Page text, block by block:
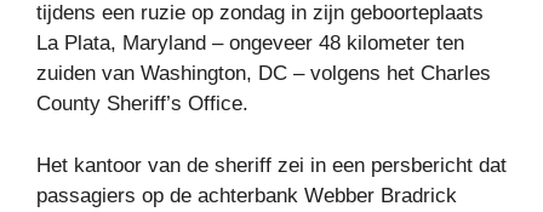
tijdens een ruzie op zondag in zijn geboorteplaats
La Plata, Maryland – ongeveer 48 kilometer ten
zuiden van Washington, DC – volgens het Charles
County Sheriff’s Office.
Het kantoor van de sheriff zei in een persbericht dat
passagiers op de achterbank Webber Bradrick